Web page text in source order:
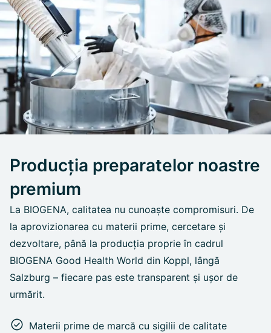
Producția preparatelor noastre
premium
La BIOGENA, calitatea nu cunoaște compromisuri. De
la aprovizionarea cu materii prime, cercetare și
dezvoltare, până la producția proprie în cadrul
BIOGENA Good Health World din Koppl, lângă
Salzburg – fiecare pas este transparent și ușor de
urmărit.
Materii prime de marcă cu sigilii de calitate